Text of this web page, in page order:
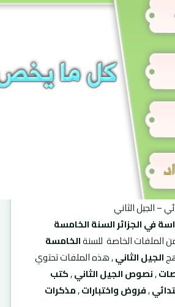
– الجيل الثاني
في الجزائر السنة الخامسة
الملفات الخاصة للسنةالخامسة
الجيل الثاني, هذه الملفات تحتوي
,نصوص الجيل الثاني,كتب
,فروض واختبارات,مذكرات